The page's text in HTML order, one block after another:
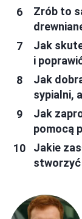
Zrób to
Jak
i
Jak
sypialni,
Jak
pomocą
Jakie